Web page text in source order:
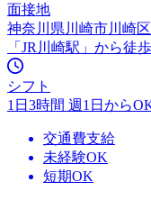
面接地
神奈川県川崎市川崎
「JR川崎駅」から徒
シフト
1日3時間 週1日から
交通費支給
未経験OK
短期OK